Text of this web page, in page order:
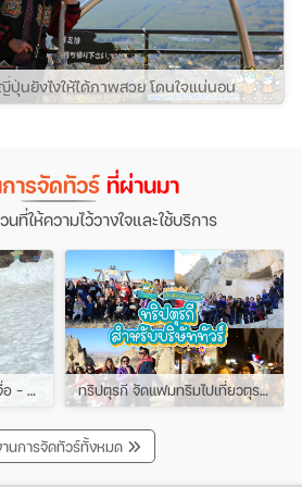
ปุ่นยังไงให้ได้ภาพสวย โดนใจแน่นอน
ารจัดทัวร์ที่ผ่านมา
ที่ให้ความไว้วางใจและใช้บริการ
ทัวร์คุนหมิง ภูเขาหิมะเจี้ยวจื่อ - ชมดอกซากุระเขาหยวนทง 4วัน 3คืน ช่วง มีนาคม ทริปตุรกี จัดแฟมทริมไปเที่ยวตุรกีกับเหล่าบรรดาบริษัททัวร์ และเอเยนต์ทัวร์ ทริปนี้ขึ้นบอลลูนสนุกมาก
นการจัดทัวร์ทั้งหมด